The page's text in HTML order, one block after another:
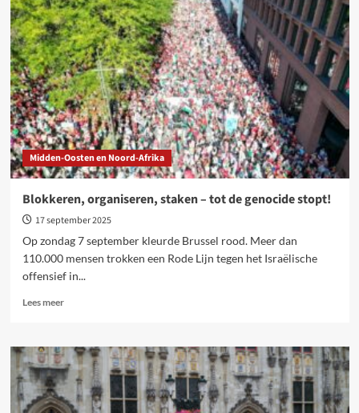
is
extreemrechts?
Politieke
crisis
in
Nederland
Midden-Oosten en Noord-Afrika
Blokkeren, organiseren, staken – tot de genocide stopt!
17 september 2025
Op zondag 7 september kleurde Brussel rood. Meer dan
110.000 mensen trokken een Rode Lijn tegen het Israëlische
offensief in...
Lees meerLees
Blokkeren,
organiseren,
staken
tot